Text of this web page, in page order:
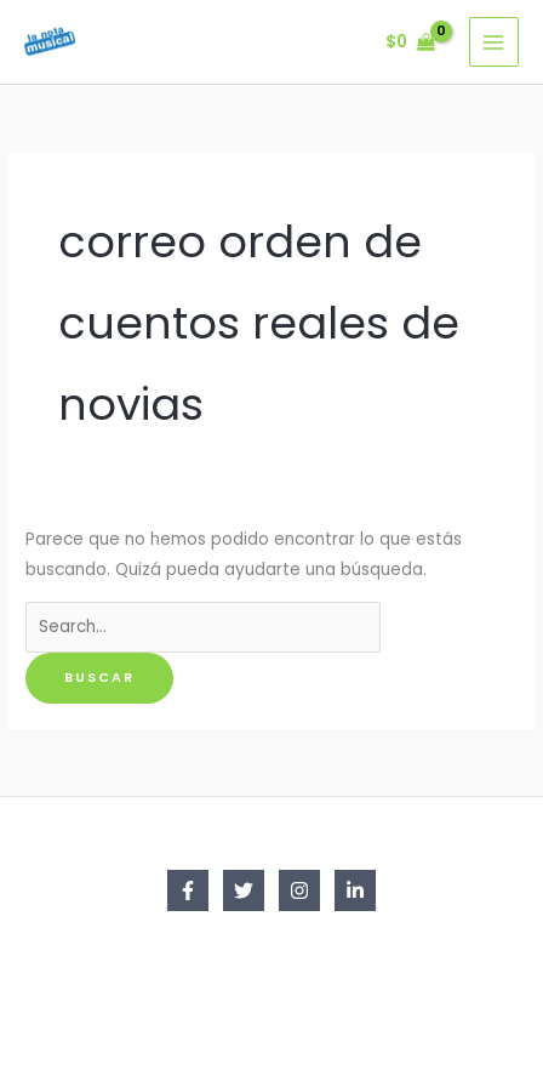
$0
correo orden de
cuentos reales de
novias
Parece que no hemos podido encontrar lo que estás
buscando. Quizá pueda ayudarte una búsqueda.
Buscar
por: